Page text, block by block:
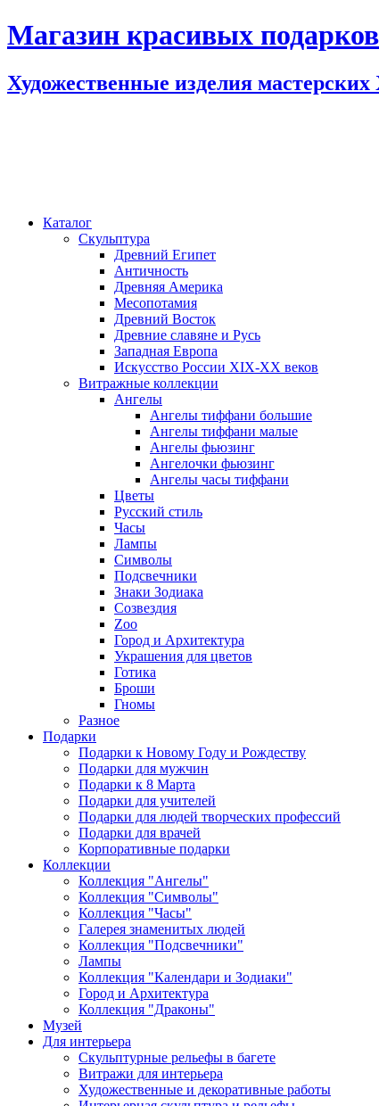
Магазин красивых
Художественные изделия
Каталог
Скульптура
Древний Египет
Античность
Древняя Америка
Месопотамия
Древний Восток
Древние славяне и Русь
Западная Европа
Искусство России XIX-XX веков
Витражные коллекции
Ангелы
Ангелы тиффани большие
Ангелы тиффани малые
Ангелы фьюзинг
Ангелочки фьюзинг
Ангелы часы тиффани
Цветы
Русский стиль
Часы
Лампы
Символы
Подсвечники
Знаки Зодиака
Созвездия
Zoo
Город и Архитектура
Украшения для цветов
Готика
Броши
Гномы
Разное
Подарки
Подарки к Новому Году и Рождеству
Подарки для мужчин
Подарки к 8 Марта
Подарки для учителей
Подарки для людей творческих профессий
Подарки для врачей
Корпоративные подарки
Коллекции
Коллекция "Ангелы"
Коллекция "Символы"
Коллекция "Часы"
Галерея знаменитых людей
Коллекция "Подсвечники"
Лампы
Коллекция "Календари и Зодиаки"
Город и Архитектура
Коллекция "Драконы"
Музей
Для интерьера
Скульптурные рельефы в багете
Витражи для интерьера
Художественные и декоративные работы